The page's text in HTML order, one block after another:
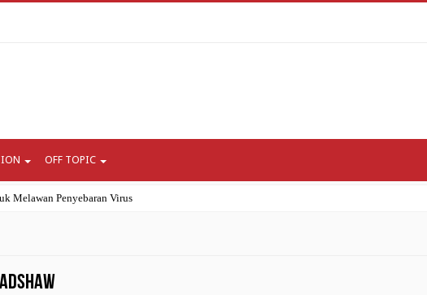
OFF TOPIC
Melawan Penyebaran Virus
Valley di Bogor
Daripada COVID-19 itu Sendiri?